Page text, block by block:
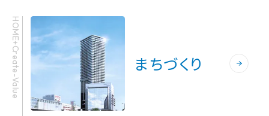
まちづくり
HOME+Create-Value